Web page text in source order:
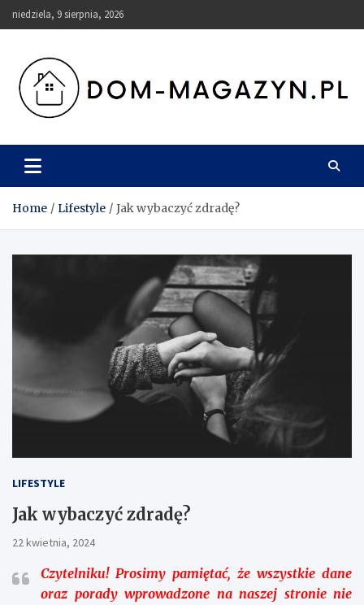
Skip
to
niedziela, 9 sierpnia, 2026
Dom-Magazyn.pl
Home Lifestyle Jak wybaczyć zdradę?
LIFESTYLE
Jak wybaczyć zdradę?
22 kwietnia, 2024
Czytelniku!Prosimy pamiętać, że wszystkie dane
oraz porady wprowadzone na naszej stronie nie